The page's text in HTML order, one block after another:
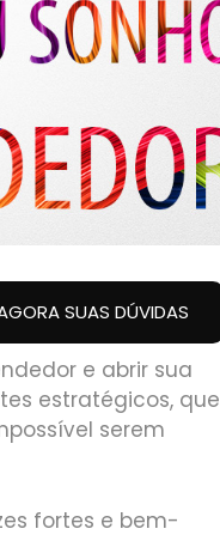
SUAS DÚVIDAS
e abrir sua
estratégicos, que
serem
fortes e bem-